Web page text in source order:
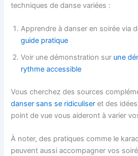
techniques de danse variées :
Apprendre à danser en soirée via
guide pratique
Voir une démonstration sur une
rythme accessible
Vous cherchez des sources
danser sans se ridiculiser et des
point de vue vous aideront à varier
À noter, des pratiques comme le
peuvent aussi accompagner vos